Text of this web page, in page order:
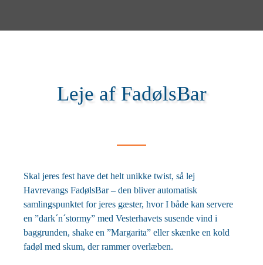
Leje af FadølsBar
Skal jeres fest have det helt unikke twist, så lej
Havrevangs FadølsBar – den bliver automatisk
samlingspunktet for jeres gæster, hvor I både kan servere
en ”dark´n´stormy” med Vesterhavets susende vind i
baggrunden, shake en ”Margarita” eller skænke en kold
fadøl med skum, der rammer overlæben.